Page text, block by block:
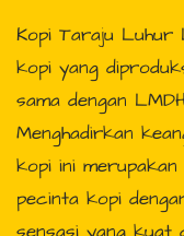
Kopi Taraju Luhur
kopi yang
sama dengan
Menghadirkan
kopi ini merupakan
pecinta kopi